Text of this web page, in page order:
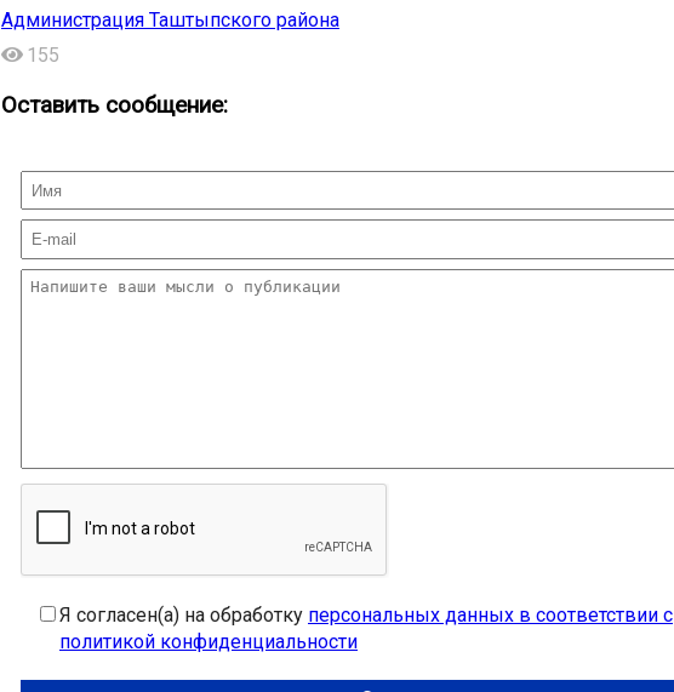
Администрация Таштыпского района
155
Оставить сообщение:
Я согласен(а) на обработку персональных данных в соответствии с
политикой конфиденциальности